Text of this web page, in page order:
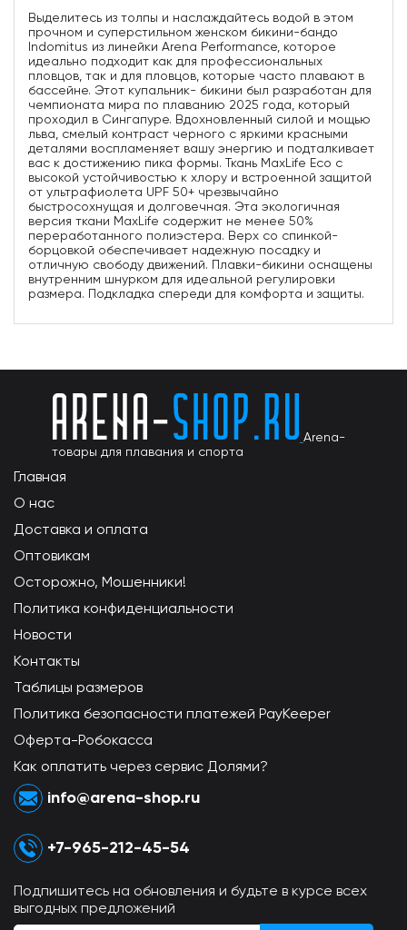
Выделитесь из толпы и наслаждайтесь водой в этом
прочном и суперстильном женском бикини-бандо
Indomitus из линейки Arena Performance, которое
идеально подходит как для профессиональных
пловцов, так и для пловцов, которые часто плавают в
бассейне. Этот купальник- бикини был разработан для
чемпионата мира по плаванию 2025 года, который
проходил в Сингапуре. Вдохновленный силой и мощью
льва, смелый контраст черного с яркими красными
деталями воспламеняет вашу энергию и подталкивает
вас к достижению пика формы. Ткань MaxLife Eco с
высокой устойчивостью к хлору и встроенной защитой
от ультрафиолета UPF 50+ чрезвычайно
быстросохнущая и долговечная. Эта экологичная
версия ткани MaxLife содержит не менее 50%
переработанного полиэстера. Верх со спинкой-
борцовкой обеспечивает надежную посадку и
отличную свободу движений. Плавки-бикини оснащены
внутренним шнурком для идеальной регулировки
размера. Подкладка спереди для комфорта и защиты.
Arena-
товары для плавания и спорта
Главная
О нас
Доставка и оплата
Оптовикам
Осторожно, Мошенники!
Политика конфиденциальности
Новости
Контакты
Таблицы размеров
Политика безопасности платежей PayKeeper
Оферта-Робокасса
Как оплатить через сервис Долями?
info@arena-shop.ru
+7-965-212-45-54
Подпишитесь на обновления и будьте в курсе всех
выгодных предложений